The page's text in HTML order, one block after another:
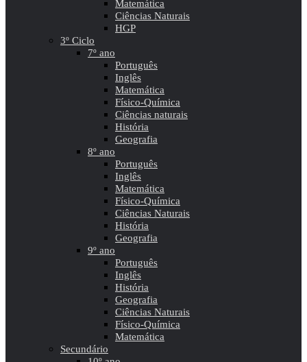
Matemática
Ciências Naturais
HGP
3º Ciclo
7º ano
Português
Inglês
Matemática
Físico-Química
Ciências naturais
História
Geografia
8º ano
Português
Inglês
Matemática
Físico-Química
Ciências Naturais
História
Geografia
9º ano
Português
Inglês
História
Geografia
Ciências Naturais
Físico-Química
Matemática
Secundário